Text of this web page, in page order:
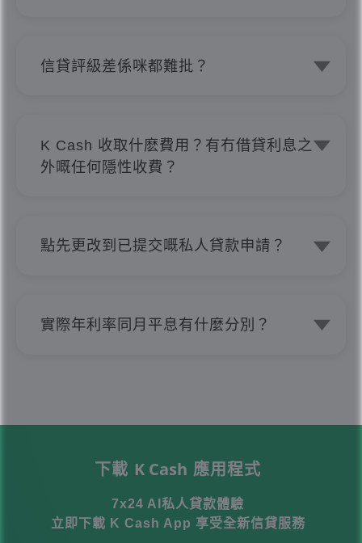
並正確無誤的話，極速得知貸款批核結
信貸評級差係咪都難批？
級就拒絕申請貸款。過往我哋亦成功批出
信貸評級是I嘅個案。
K Cash 收取什麽費用？有冇借貸利息之
外嘅任何隱性收費？
被拒絕或授予貸款，只要最終無接納貸
費。我哋絕對無任何借貸利息之外的隱性
收費，所有條款透明度極高。所見即所
點先更改到已提交嘅私人貸款申請？
限或更改個人資料，
實際年利率同月平息有什麼分別？
體還款開支。因此，比較不同貸款方案
考實際年利率、還款期及總還款額，較容
易評估哪個方案更適合自己。
下載 K Cash 應用程式
7x24 AI私人貸款體驗
立即下載 K Cash App 享受全新信貸服務